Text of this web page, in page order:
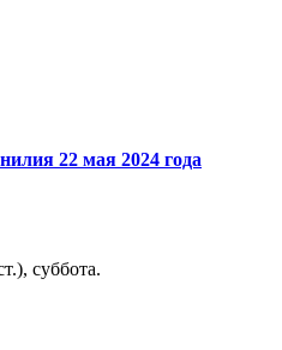
22 мая 2024 года
суббота.